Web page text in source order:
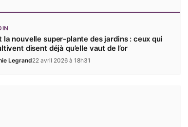
la nouvelle super-plante des jardins : ceux qui
disent déjà qu’elle vaut de l’or
Legrand22 avril 2026 à 18h31